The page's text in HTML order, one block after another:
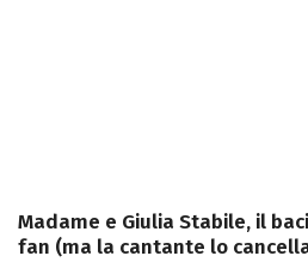
Madame e Giulia Stabile, il
fan (ma la cantante lo